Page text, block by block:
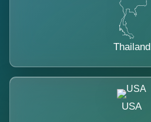
Thailand
USA